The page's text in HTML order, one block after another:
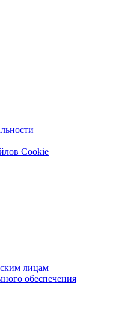
Cookie
лицам
обеспечения